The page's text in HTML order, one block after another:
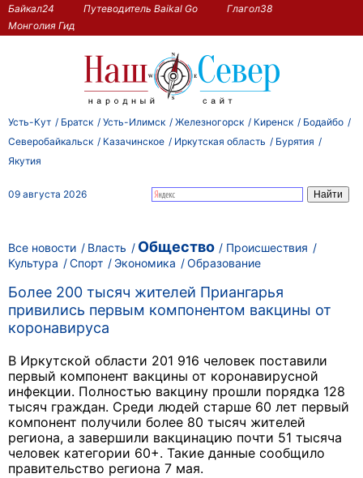
Байкал24 Путеводитель Baikal Go
Глагол38
Монголия Гид
Усть-Кут Братск Усть-Илимск Железногорск Киренск
Бодайбо
Северобайкальск
Казачинское Иркутская область
Бурятия
Якутия
09 августа 2026
Все новости Власть Общество
Происшествия
Культура
Спорт Экономика Образование
Более 200 тысяч жителей Приангарья
привились первым компонентом вакцины от
коронавируса
В Иркутской области 201 916 человек поставили
первый компонент вакцины от коронавирусной
инфекции. Полностью вакцину прошли порядка 128
тысяч граждан. Среди людей старше 60 лет первый
компонент получили более 80 тысяч жителей
региона, а завершили вакцинацию почти 51 тысяча
человек категории 60+. Такие данные сообщило
правительство региона 7 мая.